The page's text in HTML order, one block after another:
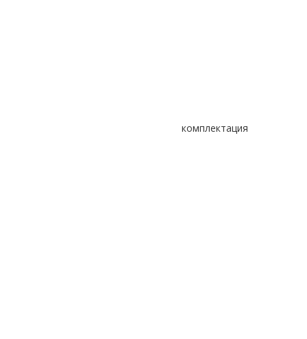
комплектация